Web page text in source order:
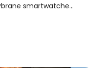
smartwatche…